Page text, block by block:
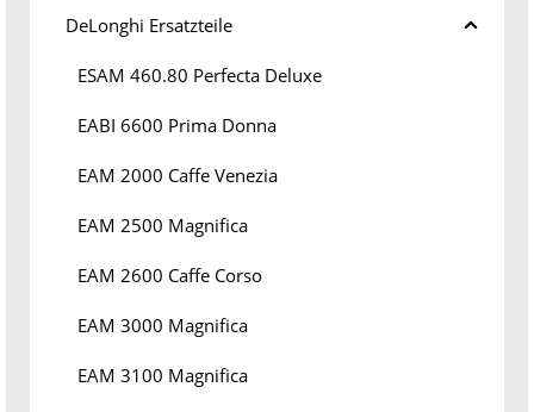
DeLonghi Ersatzteile
ESAM 460.80 Perfecta Deluxe
EABI 6600 Prima Donna
EAM 2000 Caffe Venezia
EAM 2500 Magnifica
EAM 2600 Caffe Corso
EAM 3000 Magnifica
EAM 3100 Magnifica